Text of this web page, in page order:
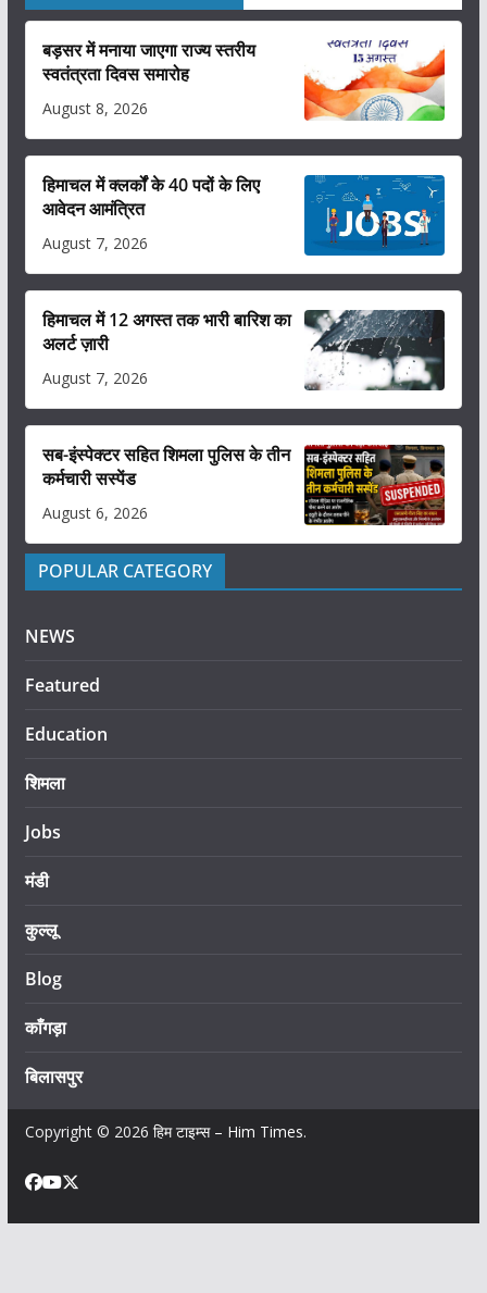
बड़सर में मनाया जाएगा राज्य स्तरीय
स्वतंत्रता दिवस समारोह
August 8, 2026
हिमाचल में क्लर्कों के 40 पदों के लिए
आवेदन आमंत्रित
August 7, 2026
हिमाचल में 12 अगस्त तक भारी बारिश का
अलर्ट ज़ारी
August 7, 2026
सब-इंस्पेक्टर सहित शिमला पुलिस के तीन
कर्मचारी सस्पेंड
August 6, 2026
POPULAR CATEGORY
NEWS
Featured
Education
शिमला
Jobs
मंडी
कुल्लू
Blog
काँगड़ा
बिलासपुर
Copyright © 2026 हिम टाइम्स – Him Times.